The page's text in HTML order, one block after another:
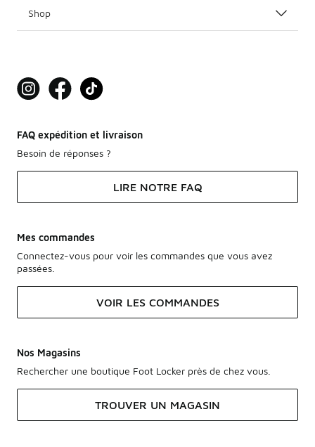
Shop
FAQ expédition et livraison
Besoin de réponses ?
LIRE NOTRE FAQ
Mes commandes
Connectez-vous pour voir les commandes que vous avez
passées.
VOIR LES COMMANDES
Nos Magasins
Rechercher une boutique Foot Locker près de chez vous.
TROUVER UN MAGASIN